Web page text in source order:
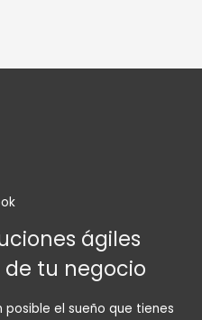
ágiles
tu negocio
el sueño que tienes